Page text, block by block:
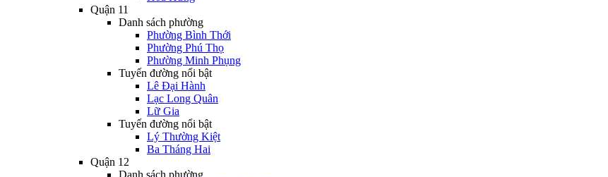
Quận 11
Danh sách phường
Phường Bình Thới
Phường Phú Thọ
Phường Minh Phụng
Tuyến đường nổi bật
Lê Đại Hành
Lạc Long Quân
Lữ Gia
Tuyến đường nổi bật
Lý Thường Kiệt
Ba Tháng Hai
Quận 12
Danh sách phường